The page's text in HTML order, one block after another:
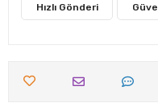
Hızlı Gönderi